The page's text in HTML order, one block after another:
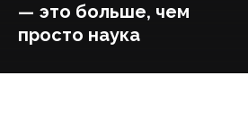
— это больше, чем
просто наука